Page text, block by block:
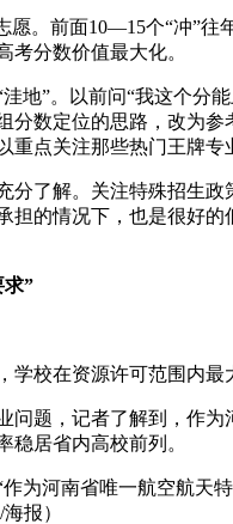
愿。前面10—15个“冲”
考分数价值最大化。
地”。以前问“我这个分
分数定位的思路，改为
重点关注那些热门王牌
分了解。关注特殊招生
担的情况下，也是很好
求”
学校在资源许可范围内最
问题，记者了解到，作
稳居省内高校前列。
为河南省唯一航空航天
报）